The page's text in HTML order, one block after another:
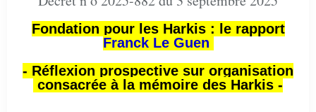
Fondation pour les Harkis : le rapport
Franck Le Guen
- Réflexion prospective sur organisation
consacrée à la mémoire des Harkis -